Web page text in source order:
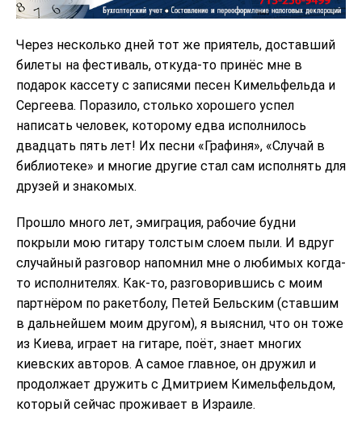
Через несколько дней тот же приятель, доставший
билеты на фестиваль, откуда-то принёс мне в
подарок кассету с записями песен Кимельфельда и
Сергеева. Поразило, столько хорошего успел
написать человек, которому едва исполнилось
двадцать пять лет! Их песни «Графиня», «Случай в
библиотеке» и многие другие стал сам исполнять для
друзей и знакомых.
Прошло много лет, эмиграция, рабочие будни
покрыли мою гитару толстым слоем пыли. И вдруг
случайный разговор напомнил мне о любимых когда-
то исполнителях. Как-то, разговорившись с моим
партнёром по ракетболу, Петей Бельским (ставшим
в дальнейшем моим другом), я выяснил, что он тоже
из Киева, играет на гитаре, поёт, знает многих
киевских авторов. А самое главное, он дружил и
продолжает дружить с Дмитрием Кимельфельдом,
который сейчас проживает в Израиле.